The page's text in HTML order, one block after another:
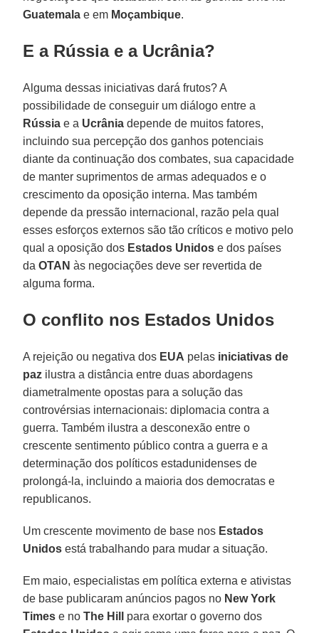
Guatemala e em Moçambique.
E a Rússia e a Ucrânia?
Alguma dessas iniciativas dará frutos? A
possibilidade de conseguir um diálogo entre a
Rússia e a Ucrânia depende de muitos fatores,
incluindo sua percepção dos ganhos potenciais
diante da continuação dos combates, sua capacidade
de manter suprimentos de armas adequados e o
crescimento da oposição interna. Mas também
depende da pressão internacional, razão pela qual
esses esforços externos são tão críticos e motivo pelo
qual a oposição dos Estados Unidos e dos países
daOTAN às negociações deve ser revertida de
alguma forma.
O conflito nos Estados Unidos
A rejeição ou negativa dos EUA pelas iniciativas de
paz ilustra a distância entre duas abordagens
diametralmente opostas para a solução das
controvérsias internacionais: diplomacia contra a
guerra. Também ilustra a desconexão entre o
crescente sentimento público contra a guerra e a
determinação dos políticos estadunidenses de
prolongá-la, incluindo a maioria dos democratas e
republicanos.
Um crescente movimento de base nos Estados
Unidos está trabalhando para mudar a situação.
Em maio, especialistas em política externa e ativistas
de base publicaram anúncios pagos no New York
Times e noThe Hill
para exortar o governo dos